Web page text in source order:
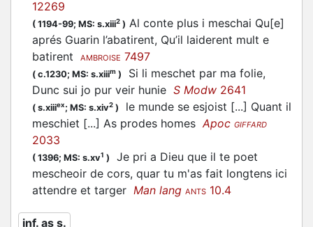
12269
( 1194-99; MS: s.xiii2 ) Al conte plus i meschai Qu[e]
aprés Guarin l’abatirent, Qu’il laiderent mult e
batirent
AMBROISE 7497
( c.1230; MS: s.xiiim ) Si li meschet par ma folie,
Dunc sui jo pur veir hunie S Modw 2641
( s.xiiiex; MS: s.xiv2 )
le munde se esjoist [...] Quant il
meschiet [...] As prodes homesApoc GIFFARD
2033
( 1396; MS: s.xv1 )
Je pri a Dieu que il te poet
mescheoir de cors, quar tu m'as fait longtens ici
attendre et targer Man lang ANTS 10.4
inf. as s.